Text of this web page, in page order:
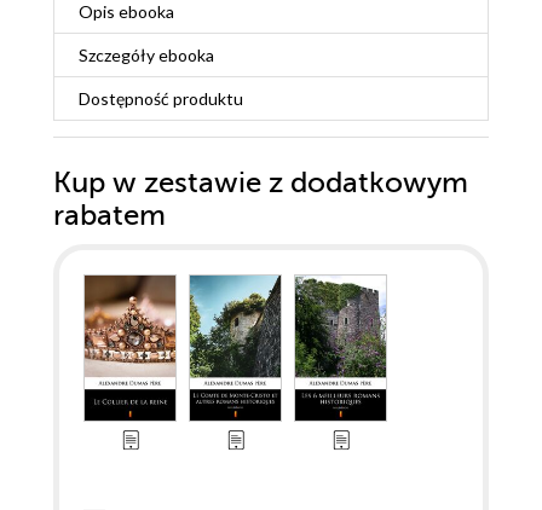
Opis ebooka
Szczegółyebooka
Dostępność produktu
Kup w zestawie z dodatkowym
rabatem